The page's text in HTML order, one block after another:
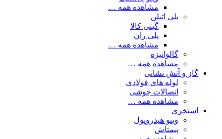
مشاهده همه …
پلی اتیلن
گیتی کالا
پلی ران
مشاهده همه …
گالوانیزه
مشاهده همه …
گاز و آتش نشانی
لوله های فولادی
اتصالات جوشی
مشاهده همه …
استخری
وینو هیدروپول
پیمتاش